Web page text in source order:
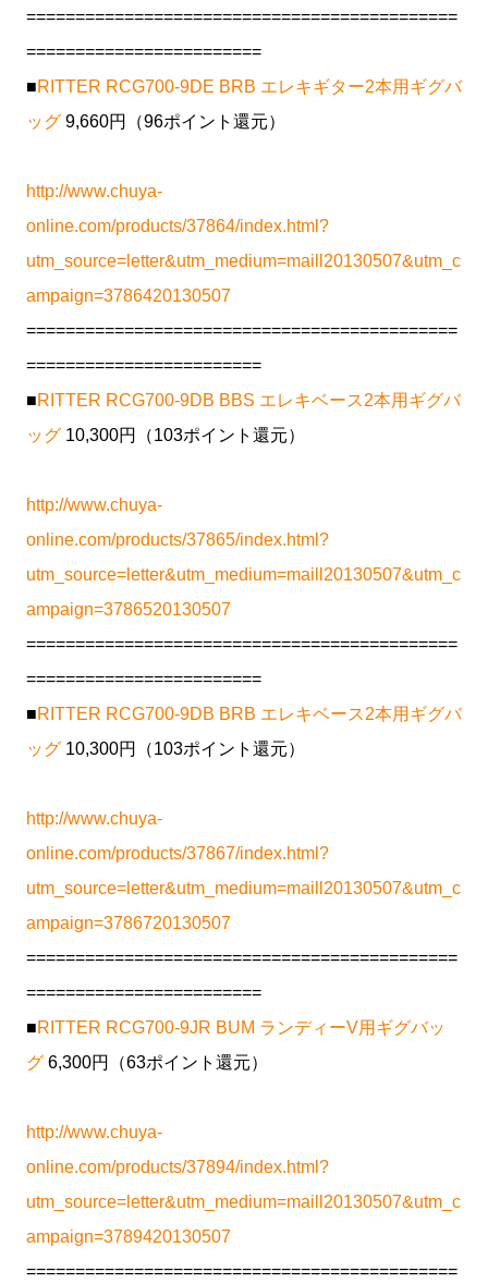
============================================
========================
■RITTER RCG700-9DE BRB エレキギター2本用ギグバ
ッグ 9,660円（96ポイント還元）
http://www.chuya-
online.com/products/37864/index.html?
utm_source=letter&utm_medium=maill20130507&utm_c
ampaign=3786420130507
============================================
========================
■RITTER RCG700-9DB BBS エレキベース2本用ギグバ
ッグ 10,300円（103ポイント還元）
http://www.chuya-
online.com/products/37865/index.html?
utm_source=letter&utm_medium=maill20130507&utm_c
ampaign=3786520130507
============================================
========================
■RITTER RCG700-9DB BRB エレキベース2本用ギグバ
ッグ 10,300円（103ポイント還元）
http://www.chuya-
online.com/products/37867/index.html?
utm_source=letter&utm_medium=maill20130507&utm_c
ampaign=3786720130507
============================================
========================
■RITTER RCG700-9JR BUM ランディーV用ギグバッ
グ 6,300円（63ポイント還元）
http://www.chuya-
online.com/products/37894/index.html?
utm_source=letter&utm_medium=maill20130507&utm_c
ampaign=3789420130507
============================================